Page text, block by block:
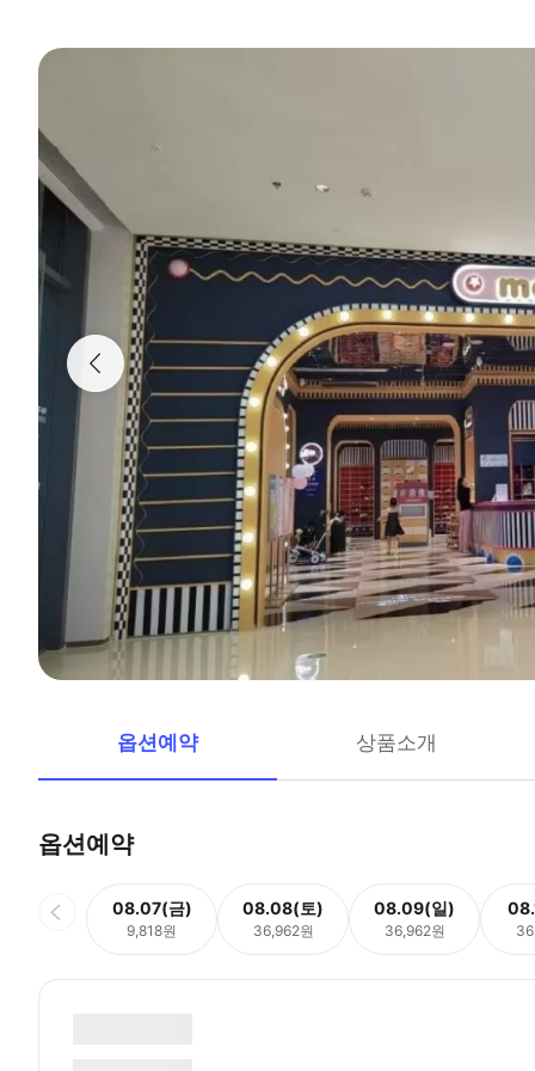
옵션예약 상품소개
옵션예약
08.07(금)
9,818원
08.08(토)
36,962원
08.09(일)
36,962원